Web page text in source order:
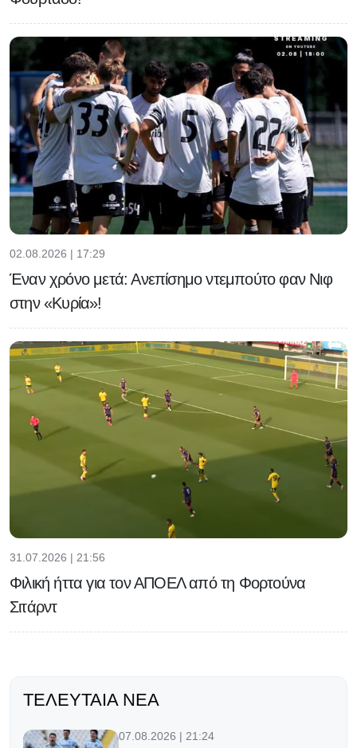
02.08.2026 | 17:29
Έναν χρόνο μετά: Ανεπίσημο ντεμπούτο φαν Νιφ
στην «Κυρία»!
31.07.2026 | 21:56
Φιλική ήττα για τον ΑΠΟΕΛ από τη Φορτούνα
Σιτάρντ
ΤΕΛΕΥΤΑΊΑ ΝΈΑ
07.08.2026 | 21:24